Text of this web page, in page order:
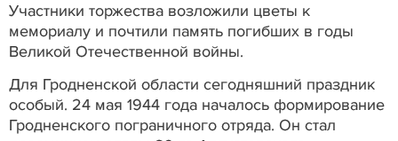
Участники торжества возложили цветы к
мемориалу и почтили память погибших в годы
Великой Отечественной войны.
Для Гродненской области сегодняшний праздник
особый. 24 мая 1944 года началось формирование
Гродненского пограничного отряда. Он стал